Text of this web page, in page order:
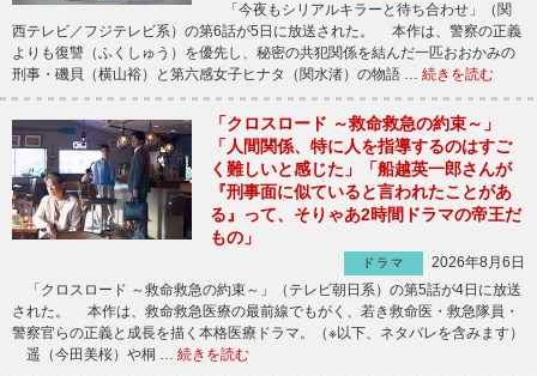
「今夜もシリアルキラーと待ち合わせ」（関
西テレビ／フジテレビ系）の第6話が5日に放送された。 本作は、警察の正義
よりも復讐（ふくしゅう）を優先し、秘密の共犯関係を結んだ一匹おおかみの
刑事・磯貝（横山裕）と第六感女子ヒナタ（関水渚）の物語 … 続きを読む
「クロスロード ～救命救急の約束～」
「人間関係、特に人を指導するのはすご
く難しいと感じた」「船越英一郎さんが
『刑事面に似ていると言われたことがあ
る』って、そりゃあ2時間ドラマの帝王だ
もの」
ドラマ
2026年8月6日
「クロスロード ～救命救急の約束～」（テレビ朝日系）の第5話が4日に放送
された。 本作は、救命救急医療の最前線でもがく、若き救命医・救急隊員・
警察官らの正義と成長を描く本格医療ドラマ。（※以下、ネタバレを含みます）
遥（今田美桜）や桐 … 続きを読む